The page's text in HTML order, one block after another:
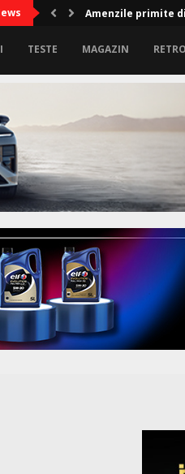
Audi A2 e-tron: 190
TESTE MAGAZIN RETRO